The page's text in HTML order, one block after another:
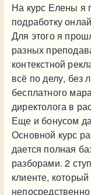
На курс Елены я
подработку
Для этого я
разных
контекстной
всё по делу,
бесплатного
директолога в
Еще и бонусом
Основной курс
дается полная
разборами. 2
клиенте,